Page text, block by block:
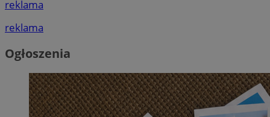
reklama
reklama
Ogłoszenia